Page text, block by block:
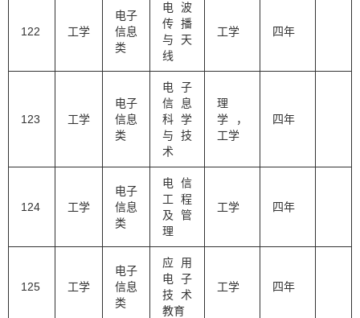
122 工学
电子
信息
类
电波
传播
与天
线
工学 四年
123 工学
电子
信息
类
电子
信息
科学
与技
术
理
学，
工学
四年
124 工学
电子
信息
类
电信
工程
及管
理
工学 四年
125 工学
电子
信息
类
应用
电子
技术
教育
工学 四年